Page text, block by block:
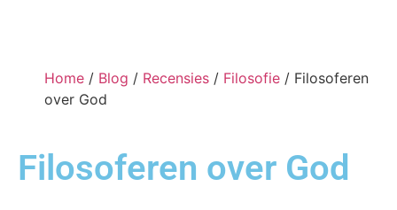
Home / Blog / Recensies / Filosofie / Filosoferen
over God
Filosoferen over God